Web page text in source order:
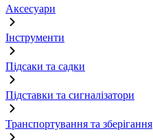
Аксесуари
Інструменти
Підсаки та садки
Підставки та сигналізатори
Транспортування та зберігання